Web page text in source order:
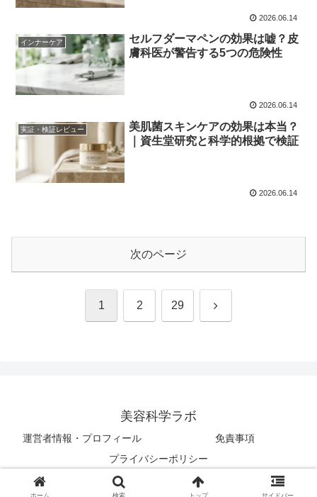
2026.06.14
インナーケア
セルフダーマペンの効果は嘘？皮
膚科医が警告する5つの危険性
2026.06.14
実証・検証レビュー
美肌菌スキンケアの効果は本当？
｜資生堂研究と科学的根拠で検証
2026.06.14
次のページ
1 2 29 次
美容科学ラボ
運営者情報・プロフィール
免責事項
プライバシーポリシー
© 2025 美容科学ラボ.
ホーム 検索 トップ サイドバー